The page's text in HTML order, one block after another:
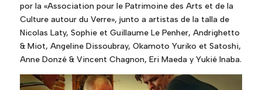
por la «Association pour le Patrimoine des Arts et de la
Culture autour du Verre», junto a artistas de la talla de
Nicolas Laty, Sophie et Guillaume Le Penher, Andrighetto
& Miot, Angeline Dissoubray, Okamoto Yuriko et Satoshi,
Anne Donzé & Vincent Chagnon, Eri Maeda y Yukié Inaba.